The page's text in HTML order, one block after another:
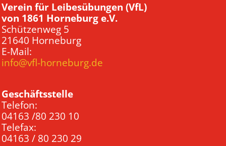
Verein für Leibesübungen (VfL)
von 1861 Horneburg e.V.
Schützenweg 5
21640 Horneburg
E-Mail:
info@vfl-horneburg.de
Geschäftsstelle
Telefon:
04163 /80 230 10
Telefax:
04163 / 80 230 29